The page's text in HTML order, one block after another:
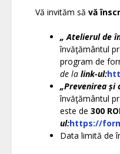
Vă invităm să vă
„ Atelierul de
învăţământul
program de
de la link-ul:
„Prevenirea
învăţământul
este de 300
ul:https://
Data limită de